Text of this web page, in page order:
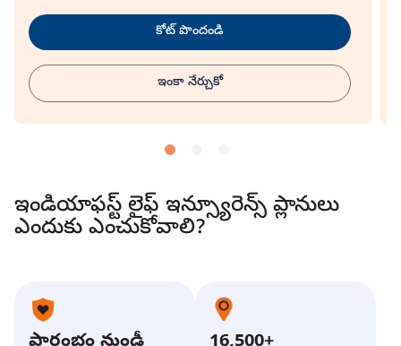
కోట్ పొందండి
ఇంకా నేర్చుకో
ఇండియాఫస్ట్ లైఫ్ ఇన్స్యూరెన్స్ ప్లానులు
ఎందుకు ఎంచుకోవాలి?